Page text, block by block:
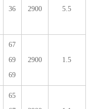
36 2900 5.5
67
69
69
2900 1.5
65